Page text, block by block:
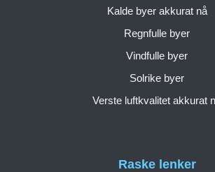
Raske lenker
Kalde byer akkurat nå
Regnfulle byer
Vindfulle byer
Solrike byer
Verste luftkvalitet akkurat